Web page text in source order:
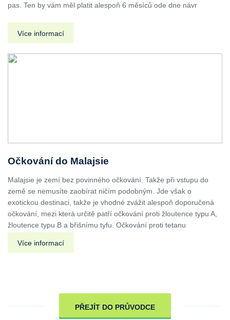
pas. Ten by vám měl platit alespoň 6 měsíců ode dne návr
Více informací
Očkování do Malajsie
Malajsie je zemí bez povinného očkování. Takže při vstupu do
země se nemusíte zaobírat ničím podobným. Jde však o
exotickou destinaci, takže je vhodné zvážit alespoň doporučená
očkování, mezi která určitě patří očkování proti žloutence typu A,
žloutence typu B a břišnímu tyfu. Očkování proti tetanu
Více informací
PŘEJÍT DO PRŮVODCE